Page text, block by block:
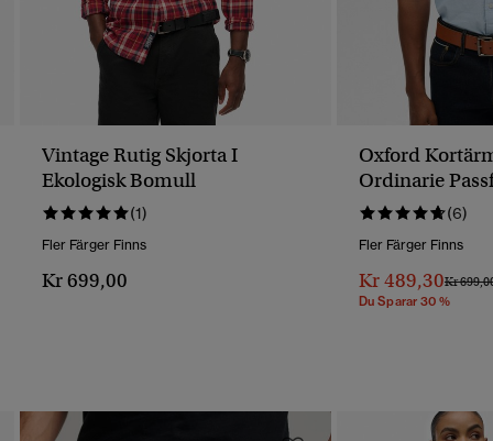
Vintage Rutig Skjorta I
Ekologisk Bomull
(1)
Fler Färger Finns
Kr 699,00
Oxford
Ordinarie
(6)
Fler Färger Finns
Kr 489,30Pris
Kr
Du Sparar 30 %